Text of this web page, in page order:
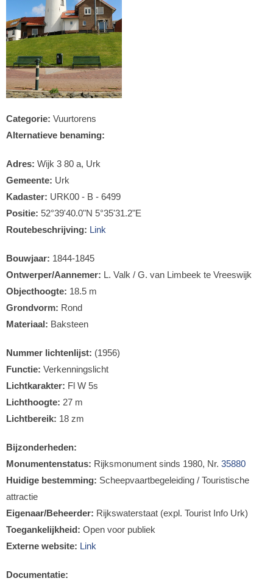
Categorie: Vuurtorens
Alternatieve benaming:
Adres: Wijk 3 80 a, Urk
Gemeente: Urk
Kadaster: URK00 - B - 6499
Positie: 52°39'40.0"N 5°35'31.2"E
Routebeschrijving: Link
Bouwjaar: 1844-1845
Ontwerper/Aannemer: L. Valk / G. van Limbeek te Vreeswijk
Objecthoogte: 18.5 m
Grondvorm: Rond
Materiaal: Baksteen
Nummer lichtenlijst: (1956)
Functie: Verkenningslicht
Lichtkarakter: Fl W 5s
Lichthoogte: 27 m
Lichtbereik: 18 zm
Bijzonderheden:
Monumentenstatus: Rijksmonument sinds 1980, Nr. 35880
Huidige bestemming: Scheepvaartbegeleiding / Touristische
attractie
Eigenaar/Beheerder: Rijkswaterstaat (expl. Tourist Info Urk)
Toegankelijkheid: Open voor publiek
Externe website: Link
Documentatie: